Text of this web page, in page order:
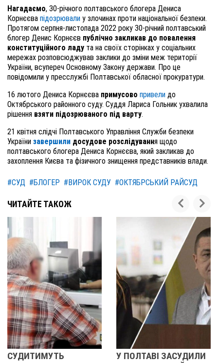
Нагадаємо, 30-річного полтавського блогера Дениса
Корнєєва підозрювали у злочинах проти національної безпеки.
Протягом серпня-листопада 2022 року 30-річний полтавський
блогер Денис Корнєєв публічно закликав до повалення
конституційного ладу та на своїх сторінках у соціальних
мережах розповсюджував заклики до зміни меж території
України, всупереч Основному Закону держави. Про це
повідомили у пресслужбі Полтавської обласної прокуратури.
16 лютого Дениса Корнєєва примусово привели до
Октябрського районного суду. Суддя Лариса Гольник ухвалила
рішення взяти підозрюваного під варту.
21 квітня слідчі Полтавського Управління Служби безпеки
України завершили досудове розслідування щодо
полтавського блогера Дениса Корнєєва, який закликав до
захоплення Києва та фізичного знищення представників влади.
#СУД #БЛОГЕР #ВИРОК СУДУ #ОКТЯБРСЬКИЙ РАЙСУД
ЧИТАЙТЕ ТАКОЖ
У ПОЛТАВІ ЗАСУДИЛИ